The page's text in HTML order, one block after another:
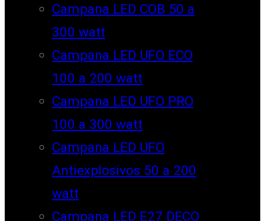
Campana LED COB 50 a
300 watt
Campana LED UFO ECO
100 a 200 watt
Campana LED UFO PRO
100 a 300 watt
Campana LED UFO
Antiexplosivos 50 a 200
watt
Campana LED E27 DECO